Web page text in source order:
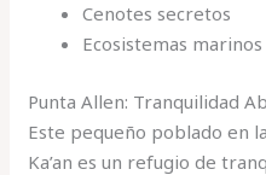
Cenotes secretos
Ecosistemas
Punta Allen: Tranquilidad
Este pequeño poblado en
Ka’an es un refugio de